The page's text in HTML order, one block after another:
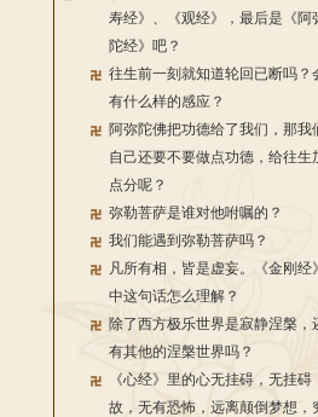
寿经》、《观经》，最后是《阿
陀经》吧？
往生前一刻就知道轮回已断吗？
有什么样的感应？
阿弥陀佛把功德给了我们，那我
自己还要不要做点功德，给往生
点分呢？
弥勒菩萨是谁对他咐嘱的？
我们能遇到弥勒菩萨吗？
凡所有相，皆是虚妄。《金刚经》
中这句话怎么理解？
除了西方极乐世界是寂静涅槃，
有其他的涅槃世界吗？
《心经》里的心无挂碍，无挂碍
故，无有恐怖，远离颠倒梦想，